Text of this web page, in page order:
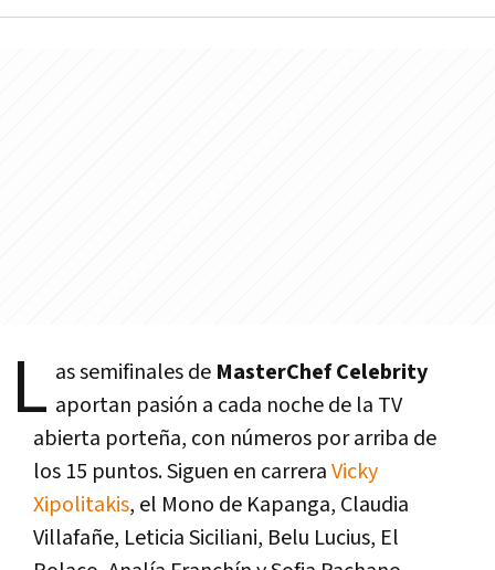
L as semifinales de MasterChef Celebrity
aportan pasión a cada noche de la TV
abierta porteña, con números por arriba de
los 15 puntos. Siguen en carreraVicky
Xipolitakis, el Mono de Kapanga, Claudia
Villafañe, Leticia Siciliani, Belu Lucius, El